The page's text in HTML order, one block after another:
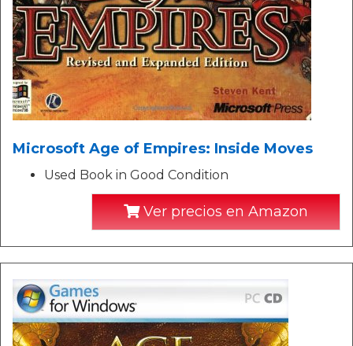
Microsoft Age of Empires: Inside Moves
Used Book in Good Condition
Ver precios en Amazon